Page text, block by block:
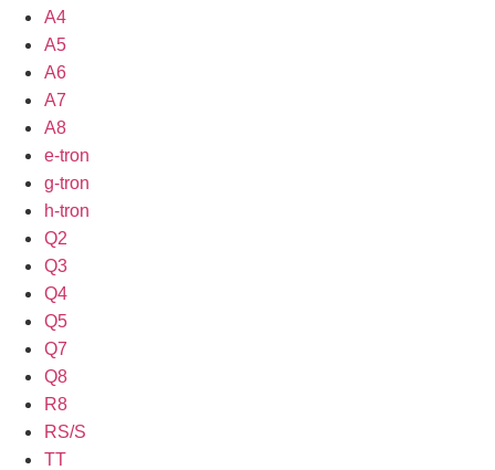
A4
A5
A6
A7
A8
e-tron
g-tron
h-tron
Q2
Q3
Q4
Q5
Q7
Q8
R8
RS/S
TT